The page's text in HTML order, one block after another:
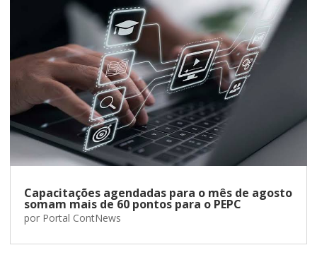
Capacitações agendadas para o mês de agosto
somam mais de 60 pontos para o PEPC
por Portal ContNews